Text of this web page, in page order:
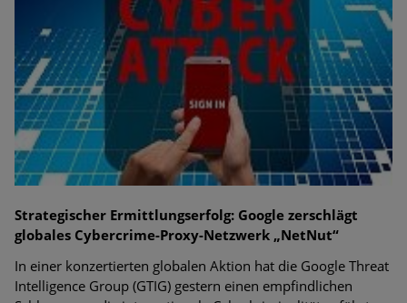
Strategischer Ermittlungserfolg: Google zerschlägt
globales Cybercrime-Proxy-Netzwerk „NetNut“
In einer konzertierten globalen Aktion hat die Google Threat
Intelligence Group (GTIG) gestern einen empfindlichen